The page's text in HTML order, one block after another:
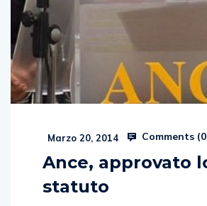
Marzo 20, 2014 Comments (0
Ance, approvato
statuto